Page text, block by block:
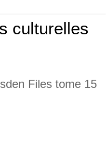
culturelles
Files tome 15